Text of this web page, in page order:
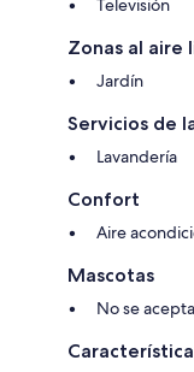
Televisión
Zonas al aire
Jardín
Servicios de
Lavandería
Confort
Aire
Mascotas
No se